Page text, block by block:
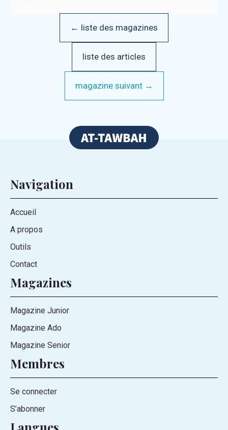
← liste des magazines
liste des articles
magazine suivant →
Navigation
Accueil
A propos
Outils
Contact
Magazines
Magazine Junior
Magazine Ado
Magazine Senior
Membres
Se connecter
S’abonner